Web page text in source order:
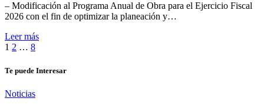
– Modificación al Programa Anual de Obra para el Ejercicio Fiscal
2026 con el fin de optimizar la planeación y…
Leer más
Paginación
de
1 2 … 8
Te puede Interesar
Noticias